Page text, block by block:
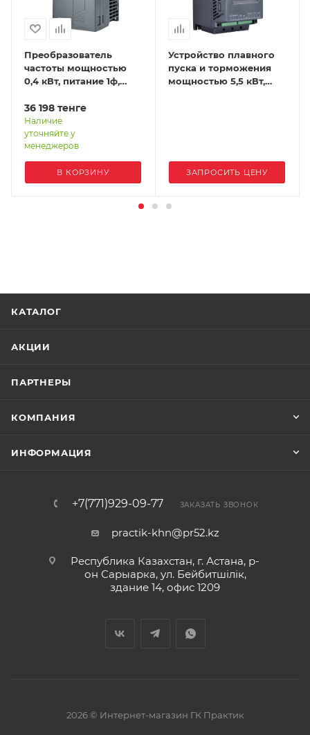
Преобразователь
частоты мощностью
0,4 кВт, питание 1ф,
EFIP-LA3-0R4G-2S
36 198 тенге
Наличие
уточняйте у
менеджеров
В КОРЗИНУ
Устройство плавного
пуска и торможения
мощностью 5,5 кВт,
ЗАПРОСИТЬ ЦЕНУ
КАТАЛОГ
АКЦИИ
ПАРТНЕРЫ
КОМПАНИЯ
ИНФОРМАЦИЯ
+7(771)929-09-77 ЗАКАЗАТЬ ЗВОНОК
practik-khn@pr52.kz
Республика Казахстан, г. Астана, р-
он Сарыарка, ул. Бейбитшiлiк,
здание 14, офис 1209
2026 © Интернет-магазин ГК Практик